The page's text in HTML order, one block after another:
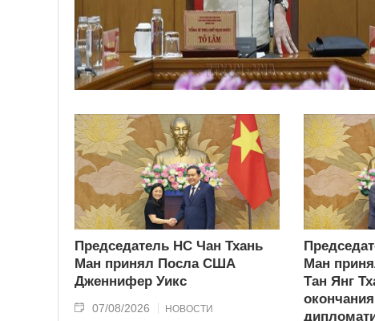
Председатель НС Чан Тхань
Ман принял Посла США
Дженнифер Уикс
07/08/2026 НОВОСТИ
Ман
Тан Янг